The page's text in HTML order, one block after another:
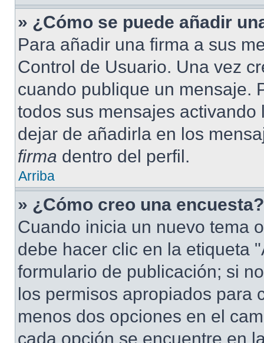
» ¿Cómo se puede añadir
Para añadir una firma a sus
Control de Usuario. Una vez
cuando publique un mensaje.
todos sus mensajes
dejar de añadirla en los
firma dentro del perfil.
Arriba
» ¿Cómo creo una encuesta?
Cuando inicia un nuevo tema
debe hacer clic en la etiqueta
formulario de publicación; si
los permisos apropiados para
menos dos opciones en el
cada opción se encuentre en